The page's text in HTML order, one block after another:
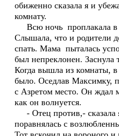
обиженно сказала я и
комнату.
Всю ночь проплакала в
Слышала, что и родители
спать. Мама пыталась
был непреклонен. Заснула
Когда вышла из комнаты,
было. Оседлав Максимку,
с Азретом место. Он ждал
как он волнуется.
- Отец против,- сказала
поравнялась с